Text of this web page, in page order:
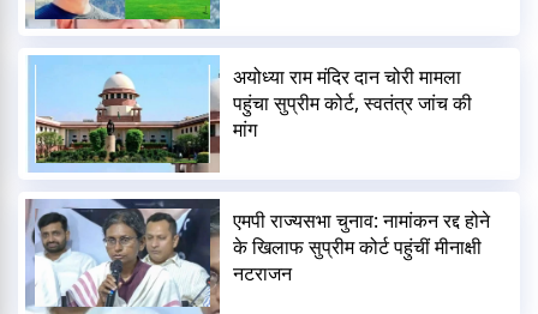
अयोध्या राम मंदिर दान चोरी मामला
पहुंचा सुप्रीम कोर्ट, स्वतंत्र जांच की
मांग
एमपी राज्यसभा चुनाव: नामांकन रद्द होने
के खिलाफ सुप्रीम कोर्ट पहुंचीं मीनाक्षी
नटराजन